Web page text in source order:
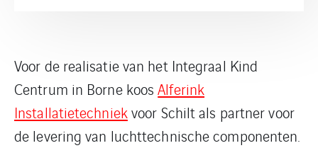
Voor de realisatie van het Integraal Kind
Centrum in Borne koosAlferink
Installatietechniekvoor Schilt als partner voor
de levering van luchttechnische componenten.